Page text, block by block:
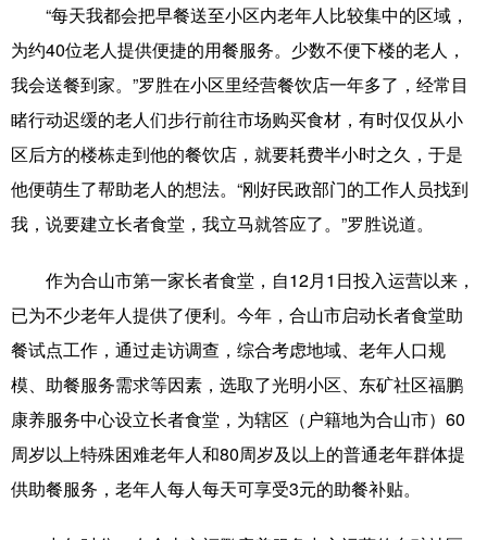
溯源中国 城市 旅游 能源
会展 彩票 娱乐 时尚
悦读 公益 书画 一带一路
亚太网 上市公司 文化产业
地方频道
北京 天津 河北 山西
辽宁 吉林 上海 江苏
浙江 安徽 福建 江西
山东 河南 湖北 湖南
广东 广西 海南 重庆
“每天我都会把早餐送至小区内老年人比较集中的区域，
为约40位老人提供便捷的用餐服务。少数不便下楼的老人，
我会送餐到家。”罗胜在小区里经营餐饮店一年多了，经常目
睹行动迟缓的老人们步行前往市场购买食材，有时仅仅从小
区后方的楼栋走到他的餐饮店，就要耗费半小时之久，于是
他便萌生了帮助老人的想法。“刚好民政部门的工作人员找到
我，说要建立长者食堂，我立马就答应了。”罗胜说道。
作为合山市第一家长者食堂，自12月1日投入运营以来，
已为不少老年人提供了便利。今年，合山市启动长者食堂助
餐试点工作，通过走访调查，综合考虑地域、老年人口规
模、助餐服务需求等因素，选取了光明小区、东矿社区福鹏
康养服务中心设立长者食堂，为辖区（户籍地为合山市）60
周岁以上特殊困难老年人和80周岁及以上的普通老年群体提
供助餐服务，老年人每人每天可享受3元的助餐补贴。